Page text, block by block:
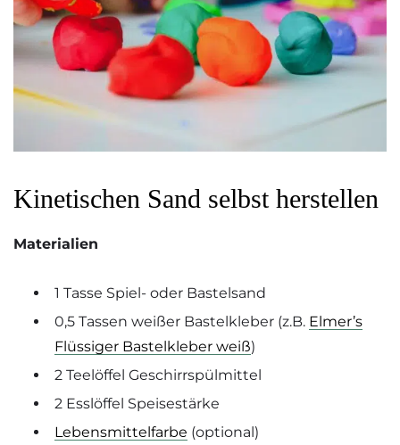
Kinetischen Sand selbst herstellen
Materialien
1 Tasse Spiel- oder Bastelsand
0,5 Tassen weißer Bastelkleber (z.B. Elmer’s
Flüssiger Bastelkleber weiß)
2 Teelöffel Geschirrspülmittel
2 Esslöffel Speisestärke
Lebensmittelfarbe (optional)